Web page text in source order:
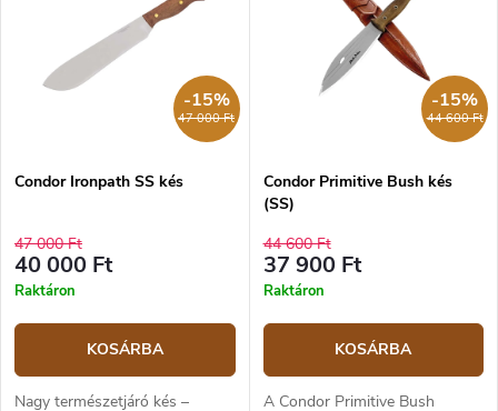
47 000 Ft
-15%
Condor Ironpath SS kés
47 000 Ft
40 000 Ft
Raktáron
KOSÁRBA
Nagy természetjáró kés –
44 600 Ft
-15%
Condor Primitive Bush kés
(SS)
44 600 Ft
37 900 Ft
Raktáron
KOSÁRBA
A Condor Primitive Bush